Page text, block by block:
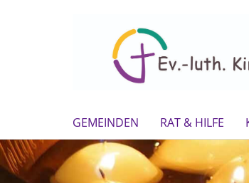
GEMEINDEN RAT & HILFE